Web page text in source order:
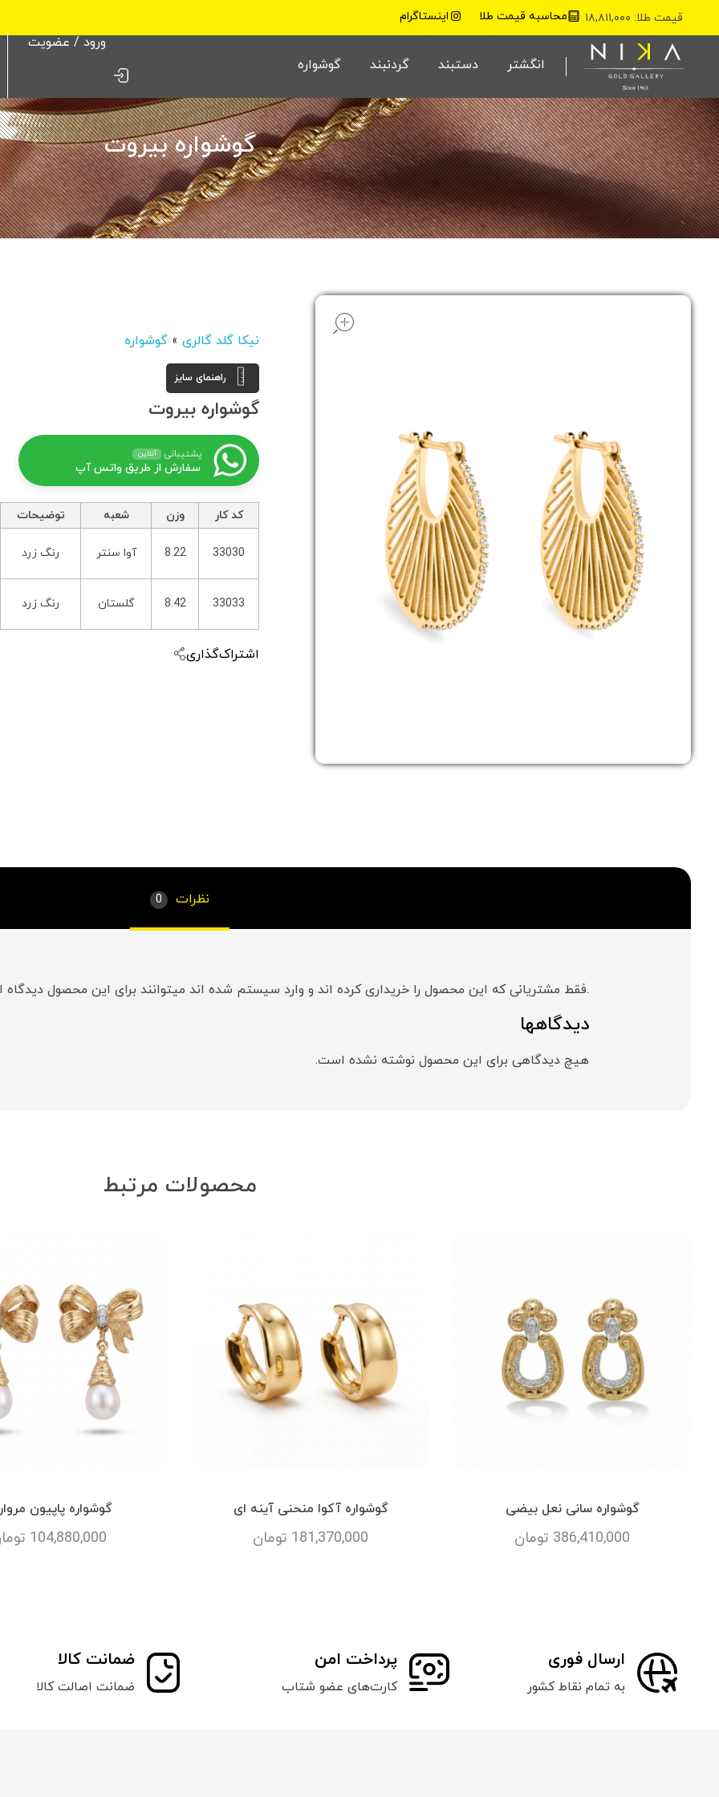
قیمت طلا: ۱۸,۸۱۱,۰۰۰ محاسبه قیمت طلا اینستاگرام
نیکا گلد گالری
انگشتر دستبند گردنبند گوشواره
ورود / عضویت
گوشواره بیروت
open
نیکا گلد گالری» گوشواره
گوشواره بیروت
راهنمای سایز
پشتیبانی آنلاین
سفارش از طریق واتس آپ
کد کار وزن شعبه توضیحات
33030
8.22 آوا سنتر رنگ زرد
33033
8.42 گلستان رنگ زرد
اشتراک‌گذاری
نظرات 0
دیدگاهها
هیچ دیدگاهی برای این محصول نوشته نشده است.
.فقط مشتریانی که این محصول را خریداری کرده اند و وارد سیستم شده اند میتوانند برای این محصول دیدگاه
محصولات مرتبط
گوشواره سانی نعل بیضی
386,410,000 تومان
گوشواره آکوا منحنی آینه ای
181,370,000 تومان
گوشواره پاپیون
104,880,000
ارسال فوری
به تمام نقاط کشور
پرداخت امن
کارت‌های عضو شتاب
ضمانت کالا
ضمانت اصالت کالا